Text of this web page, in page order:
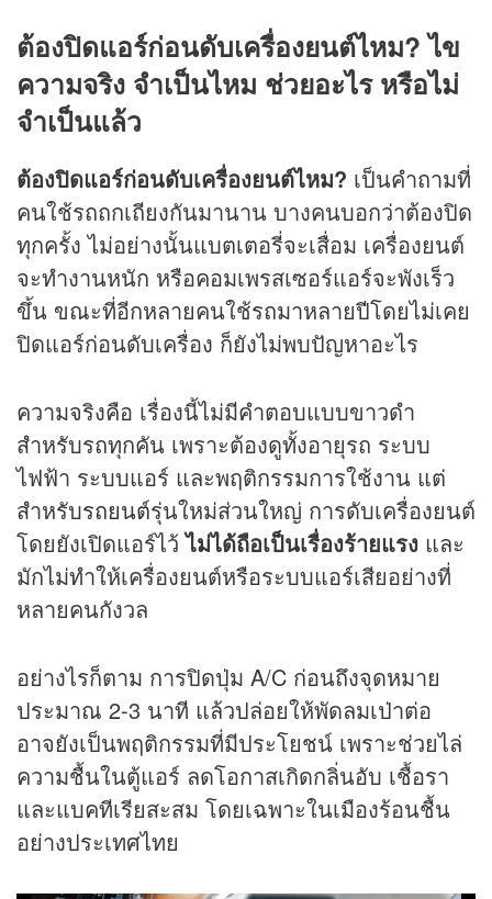
ต้องปิดแอร์ก่อนดับเครื่องยนต์ไหม? ไข
ความจริง จำเป็นไหม ช่วยอะไร หรือไม่
จำเป็นแล้ว
ต้องปิดแอร์ก่อนดับเครื่องยนต์ไหม? เป็นคำถามที่
คนใช้รถถกเถียงกันมานาน บางคนบอกว่าต้องปิด
ทุกครั้ง ไม่อย่างนั้นแบตเตอรี่จะเสื่อม เครื่องยนต์
จะทำงานหนัก หรือคอมเพรสเซอร์แอร์จะพังเร็ว
ขึ้น ขณะที่อีกหลายคนใช้รถมาหลายปีโดยไม่เคย
ปิดแอร์ก่อนดับเครื่อง ก็ยังไม่พบปัญหาอะไร
ความจริงคือ เรื่องนี้ไม่มีคำตอบแบบขาวดำ
สำหรับรถทุกคัน เพราะต้องดูทั้งอายุรถ ระบบ
ไฟฟ้า ระบบแอร์ และพฤติกรรมการใช้งาน แต่
สำหรับรถยนต์รุ่นใหม่ส่วนใหญ่ การดับเครื่องยนต์
โดยยังเปิดแอร์ไว้ไม่ได้ถือเป็นเรื่องร้ายแรง และ
มักไม่ทำให้เครื่องยนต์หรือระบบแอร์เสียอย่างที่
หลายคนกังวล
อย่างไรก็ตาม การปิดปุ่ม A/C ก่อนถึงจุดหมาย
ประมาณ 2-3 นาที แล้วปล่อยให้พัดลมเป่าต่อ
อาจยังเป็นพฤติกรรมที่มีประโยชน์ เพราะช่วยไล่
ความชื้นในตู้แอร์ ลดโอกาสเกิดกลิ่นอับ เชื้อรา
และแบคทีเรียสะสม โดยเฉพาะในเมืองร้อนชื้น
อย่างประเทศไทย